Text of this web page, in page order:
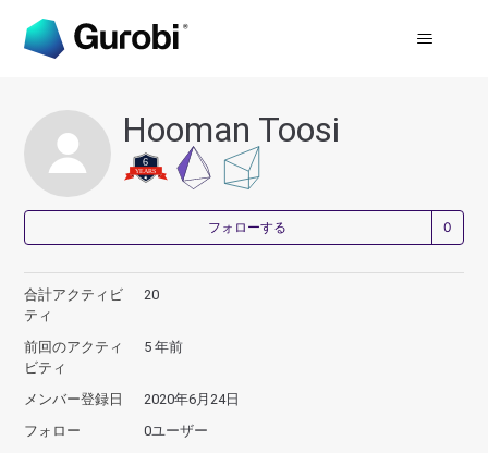
Hooman Toosi
フォローする
合計アクティビ
ティ
20
前回のアクティ
ビティ
5 年前
メンバー登録日
2020年6月24日
フォロー
0ユーザー